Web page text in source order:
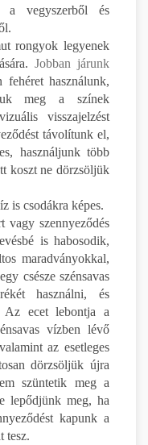
a vegyszerből és
rongyok legyenek
Jobban járunk
használunk,
meg a színek
visszajelzést
távolítunk el,
használjunk több
koszt ne dörzsöljük
is csodákra képes.
vagy szennyeződés
is habosodik,
maradványokkal,
csésze szénsavas
használni, és
Az ecet lebontja a
vízben lévő
az esetleges
dörzsöljük újra
szüntetik meg a
lepődjünk meg, ha
kapunk a
tesz.